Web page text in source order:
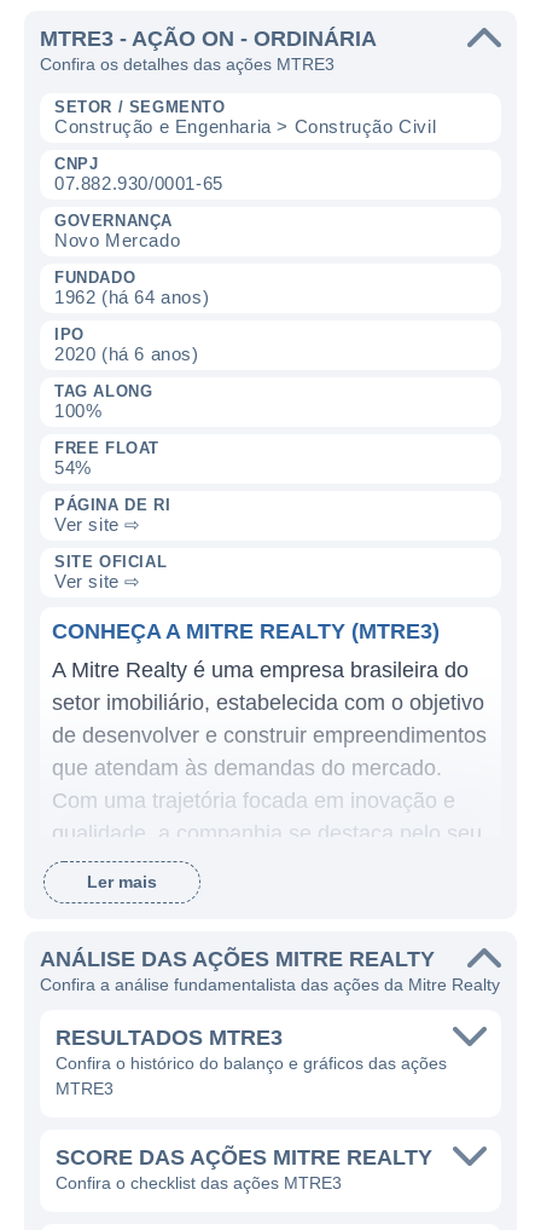
MTRE3 - AÇÃO ON - ORDINÁRIA
Confira os detalhes das ações MTRE3
SETOR / SEGMENTO
Construção e Engenharia > Construção Civil
CNPJ
07.882.930/0001-65
GOVERNANÇA
Novo Mercado
FUNDADO
1962 (há 64 anos)
IPO
2020 (há 6 anos)
TAG ALONG
100%
FREE FLOAT
54%
PÁGINA DE RI
Ver site ⇨
SITE OFICIAL
Ver site ⇨
CONHEÇA A MITRE REALTY (MTRE3)
A Mitre Realty é uma empresa brasileira do
setor imobiliário, estabelecida com o objetivo
de desenvolver e construir empreendimentos
que atendam às demandas do mercado.
Com uma trajetória focada em inovação e
qualidade, a companhia se destaca pelo seu
compromisso em oferecer imóveis que
agregam valor à vida das pessoas, por meio
estética.
desenvolvimento de empreendimentos
residenciais, incluindo a construção de
produtos voltados à habitação. A empresa
busca constantemente se adaptar às
Ler mais
ANÁLISE DAS AÇÕES MITRE REALTY
Confira a análise fundamentalista das ações da Mitre Realty
RESULTADOS MTRE3
Confira o histórico do balanço e gráficos das ações
MTRE3
SCORE DAS AÇÕES MITRE REALTY
Confira o checklist das ações MTRE3